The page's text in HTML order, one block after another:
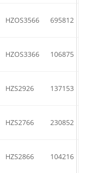
HZOS3566 695812
HZOS3366 106875
HZS2926 137153
HZS2766 230852
HZS2866 104216